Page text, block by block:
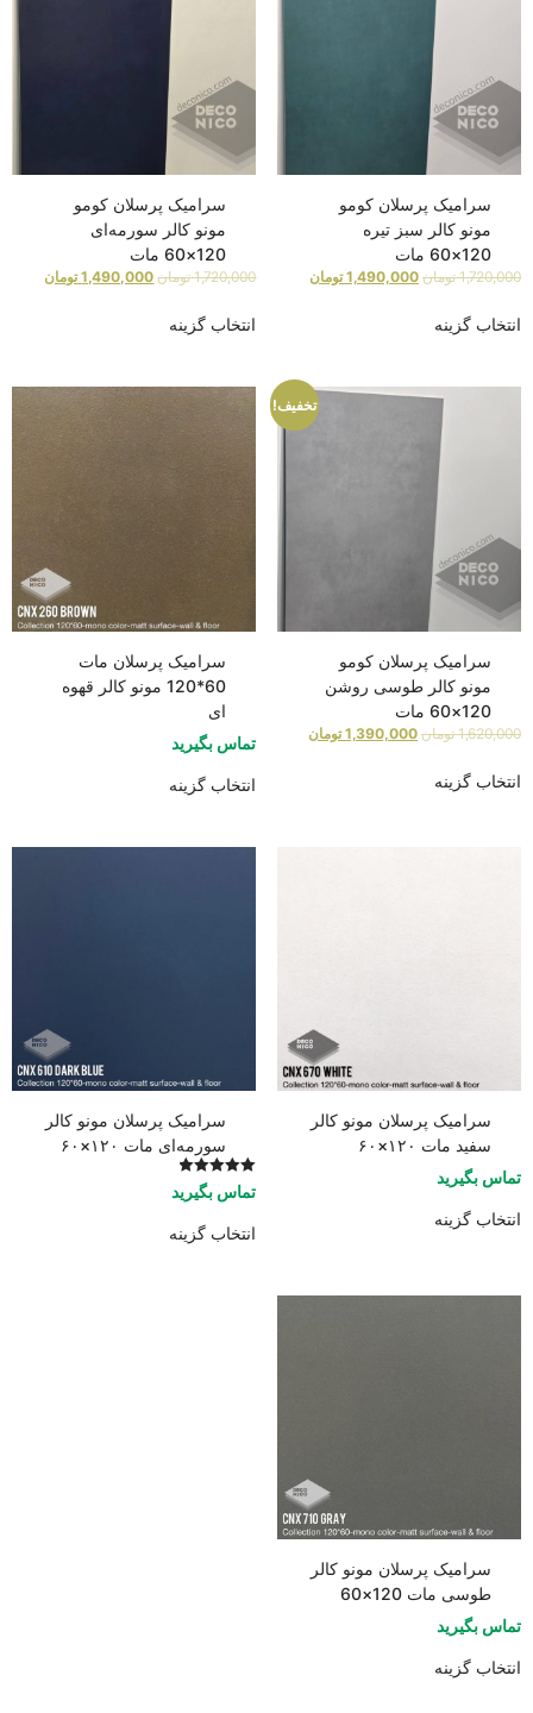
سرامیک پرسلان کومو
مونو کالر سبز تیره
120×60 مات
1,720,000 تومان 1,490,000 تومان
انتخاب گزینه
سرامیک پرسلان کومو
مونو کالر سورمه‌ای
120×60 مات
1,720,000 تومان 1,490,000 تومان
انتخاب گزینه
تخفیف!
سرامیک پرسلان کومو
مونو کالر طوسی روشن
120×60 مات
1,620,000 تومان 1,390,000 تومان
انتخاب گزینه
سرامیک پرسلان مات
60*120 مونو کالر قهوه
ای
تماس بگیرید
انتخاب گزینه
سرامیک پرسلان مونو کالر
سفید مات ۱۲۰×۶۰
تماس بگیرید
انتخاب گزینه
سرامیک پرسلان مونو کالر
سورمه‌ای مات ۱۲۰×۶۰
امتیاز
5.00
تماس بگیرید
انتخاب گزینه
سرامیک پرسلان مونو کالر
طوسی مات 120×60
تماس بگیرید
انتخاب گزینه